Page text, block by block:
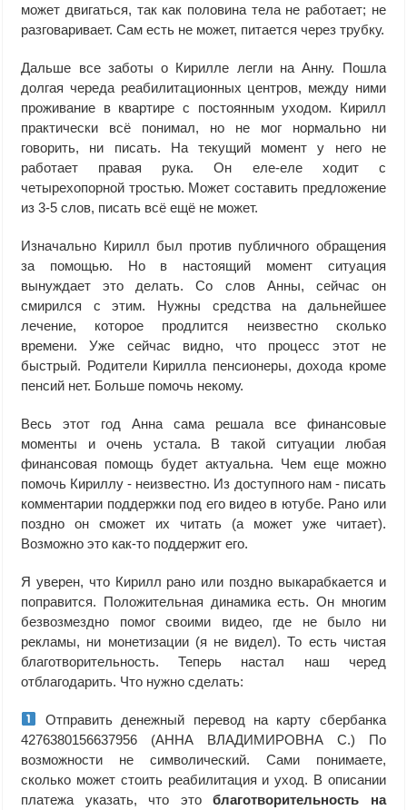
может двигаться, так как половина тела не работает; не
разговаривает. Сам есть не может, питается через трубку.
Дальше все заботы о Кирилле легли на Анну. Пошла
долгая череда реабилитационных центров, между ними
проживание в квартире с постоянным уходом. Кирилл
практически всё понимал, но не мог нормально ни
говорить, ни писать. На текущий момент у него не
работает правая рука. Он еле-еле ходит с
четырехопорной тростью. Может составить предложение
из 3-5 слов, писать всё ещё не может.
Изначально Кирилл был против публичного обращения
за помощью. Но в настоящий момент ситуация
вынуждает это делать. Со слов Анны, сейчас он
смирился с этим. Нужны средства на дальнейшее
лечение, которое продлится неизвестно сколько
времени. Уже сейчас видно, что процесс этот не
быстрый. Родители Кирилла пенсионеры, дохода кроме
пенсий нет. Больше помочь некому.
Весь этот год Анна сама решала все финансовые
моменты и очень устала. В такой ситуации любая
финансовая помощь будет актуальна. Чем еще можно
помочь Кириллу - неизвестно. Из доступного нам - писать
комментарии поддержки под его видео в ютубе. Рано или
поздно он сможет их читать (а может уже читает).
Возможно это как-то поддержит его.
Я уверен, что Кирилл рано или поздно выкарабкается и
поправится. Положительная динамика есть. Он многим
безвозмездно помог своими видео, где не было ни
рекламы, ни монетизации (я не видел). То есть чистая
благотворительность. Теперь настал наш черед
отблагодарить. Что нужно сделать:
Отправить денежный перевод на карту сбербанка
4276380156637956 (АННА ВЛАДИМИРОВНА С.) По
возможности не символический. Сами понимаете,
сколько может стоить реабилитация и уход. В описании
платежа указать, что этоблаготворительность на